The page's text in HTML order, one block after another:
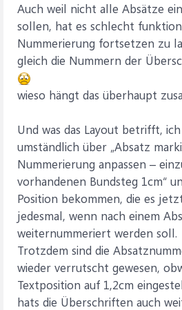
Auch weil nicht alle Absätze
sollen, hat es schlecht
Nummerierung fortsetzen zu
gleich die Nummern der
wieso hängt das überhaupt
Und was das Layout betrifft,
umständlich über „Absatz
Nummerierung anpassen –
vorhandenen Bundsteg 1cm“
Position bekommen, die es
jedesmal, wenn nach einem
weiternummeriert werden soll.
Trotzdem sind die
wieder verrutscht gewesen,
Textposition auf 1,2cm
hats die Überschriften auch